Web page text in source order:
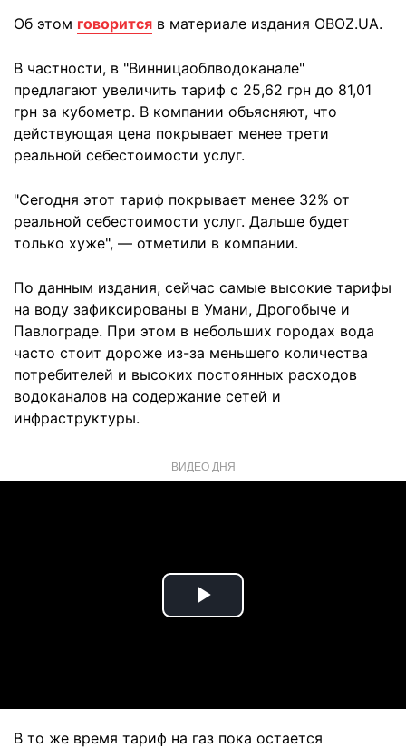
Об этом говорится в материале издания OBOZ.UA.
В частности, в "Винницаоблводоканале"
предлагают увеличить тариф с 25,62 грн до 81,01
грн за кубометр. В компании объясняют, что
действующая цена покрывает менее трети
реальной себестоимости услуг.
"Сегодня этот тариф покрывает менее 32% от
реальной себестоимости услуг. Дальше будет
только хуже", — отметили в компании.
По данным издания, сейчас самые высокие тарифы
на воду зафиксированы в Умани, Дрогобыче и
Павлограде. При этом в небольших городах вода
часто стоит дороже из-за меньшего количества
потребителей и высоких постоянных расходов
водоканалов на содержание сетей и
инфраструктуры.
ВИДЕО ДНЯ
Play
В то же время тариф на газ пока остается